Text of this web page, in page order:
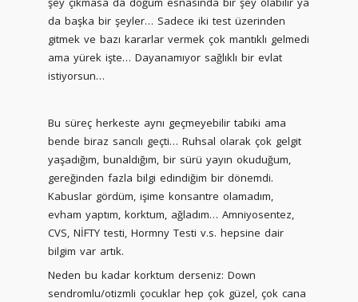
da başka bir şeyler… Sadece iki test üzerinden
gitmek ve bazı kararlar vermek çok mantıklı gelmedi
ama yürek işte… Dayanamıyor sağlıklı bir evlat
istiyorsun…
Bu süreç herkeste aynı geçmeyebilir tabiki ama
bende biraz sancılı geçti… Ruhsal olarak çok gelgit
yaşadığım, bunaldığım, bir sürü yayın okuduğum,
gereğinden fazla bilgi edindiğim bir dönemdi.
Kabuslar gördüm, işime konsantre olamadım,
evham yaptım, korktum, ağladım… Amniyosentez,
CVS, NİFTY testi, Hormny Testi v.s. hepsine dair
bilgim var artık.
Neden bu kadar korktum derseniz: Down
sendromlu/otizmli çocuklar hep çok güzel, çok cana